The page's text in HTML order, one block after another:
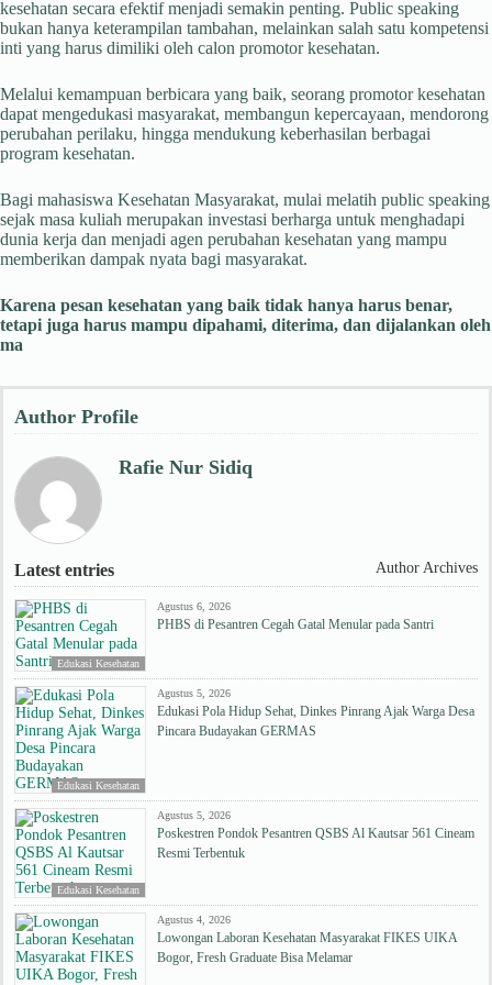
kesehatan secara efektif menjadi semakin penting. Public speaking
bukan hanya keterampilan tambahan, melainkan salah satu kompetensi
inti yang harus dimiliki oleh calon promotor kesehatan.
Melalui kemampuan berbicara yang baik, seorang promotor kesehatan
dapat mengedukasi masyarakat, membangun kepercayaan, mendorong
perubahan perilaku, hingga mendukung keberhasilan berbagai
program kesehatan.
Bagi mahasiswa Kesehatan Masyarakat, mulai melatih public speaking
sejak masa kuliah merupakan investasi berharga untuk menghadapi
dunia kerja dan menjadi agen perubahan kesehatan yang mampu
memberikan dampak nyata bagi masyarakat.
Karena pesan kesehatan yang baik tidak hanya harus benar,
tetapi juga harus mampu dipahami, diterima, dan dijalankan oleh
ma
Author Profile
Rafie Nur Sidiq
Latest entries Author Archives
Edukasi Kesehatan
Agustus 6, 2026
PHBS di Pesantren Cegah Gatal Menular pada Santri
Edukasi Kesehatan
Agustus 5, 2026
Edukasi Pola Hidup Sehat, Dinkes Pinrang Ajak Warga Desa
Pincara Budayakan GERMAS
Edukasi Kesehatan
Agustus 5, 2026
Poskestren Pondok Pesantren QSBS Al Kautsar 561 Cineam
Resmi Terbentuk
Agustus 4, 2026
Lowongan Laboran Kesehatan Masyarakat FIKES UIKA
Bogor, Fresh Graduate Bisa Melamar